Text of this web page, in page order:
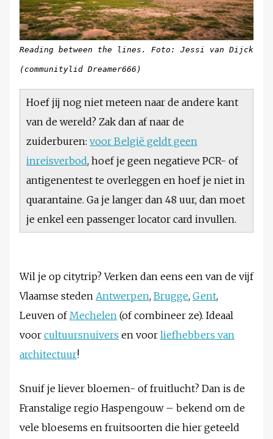
Reading between the lines. Foto: Jessi van Dijck
(communitylid Dreamer666)
Hoef jij nog niet meteen naar de andere kant
van de wereld? Zak dan af naar de
zuiderburen: voor België geldt geen
inreisverbod, hoef je geen negatieve PCR- of
antigenentest te overleggen en hoef je niet in
quarantaine. Ga je langer dan 48 uur, dan moet
je enkel een passenger locator card invullen.
Wil je op citytrip? Verken dan eens een van de vijf
Vlaamse steden Antwerpen, Brugge, Gent,
Leuven of Mechelen (of combineer ze). Ideaal
voor cultuursnuivers en voor liefhebbers van
architectuur!
Snuif je liever bloemen- of fruitlucht? Dan is de
Franstalige regio Haspengouw – bekend om de
vele bloesems en fruitsoorten die hier geteeld